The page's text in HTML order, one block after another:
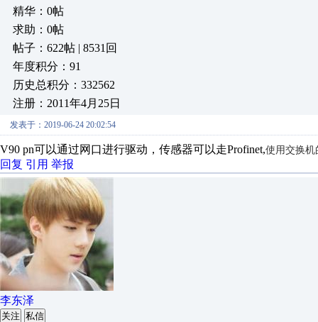
精华：0帖
求助：0帖
帖子：622帖 | 8531回
年度积分：91
历史总积分：332562
注册：2011年4月25日
发表于：2019-06-24 20:02:54
V90 pn可以通过网口进行驱动，传感器可以走Profinet,使用交换机
回复 引用 举报
李东泽
关注 私信